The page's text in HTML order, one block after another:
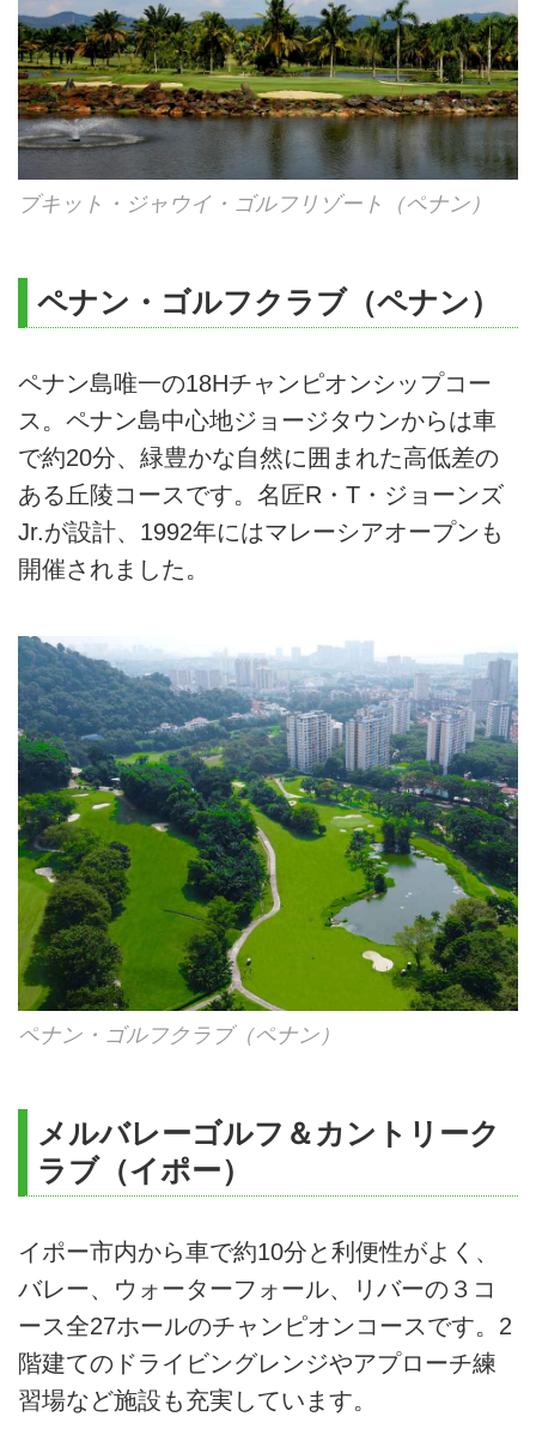
ブキット・ジャウイ・ゴルフリゾート（ペナン）
ペナン・ゴルフクラブ（ペナン）
ペナン島唯一の18Hチャンピオンシップコー
ス。ペナン島中心地ジョージタウンからは車
で約20分、緑豊かな自然に囲まれた高低差の
ある丘陵コースです。名匠R・T・ジョーンズ
Jr.が設計、1992年にはマレーシアオープンも
開催されました。
ペナン・ゴルフクラブ（ペナン）
メルバレーゴルフ＆カントリーク
ラブ（イポー）
イポー市内から車で約10分と利便性がよく、
バレー、ウォーターフォール、リバーの３コ
ース全27ホールのチャンピオンコースです。2
階建てのドライビングレンジやアプローチ練
習場など施設も充実しています。